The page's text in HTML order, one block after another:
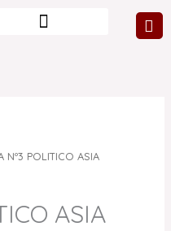
Nº3 POLITICO ASIA
ASIA